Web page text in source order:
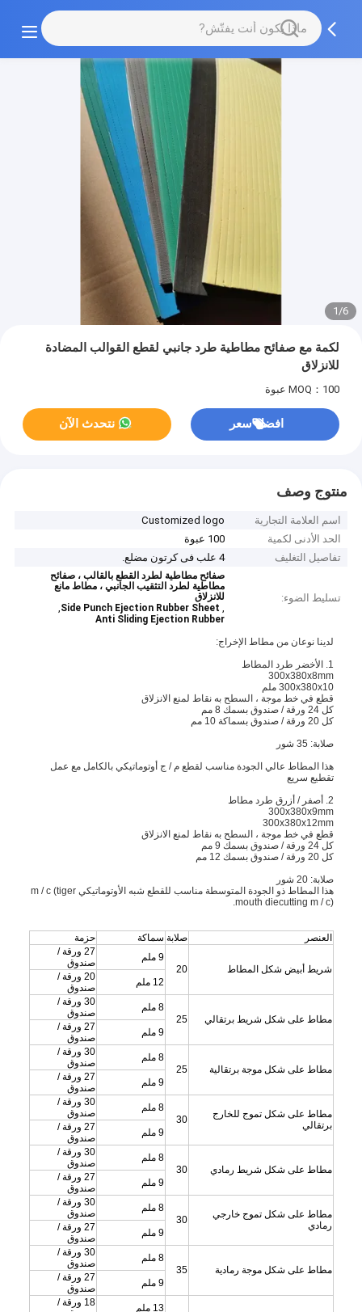
1/6
لكمة مع صفائح مطاطية طرد جانبي لقطع القوالب المضادة
للانزلاق
MOQ：100 عبوة
افضل سعر نتحدث الآن
منتوج وصف
اسم العلامة التجارية
Customized logo
الحد الأدنى لكمية
100 عبوة
تفاصيل التغليف
4 علب فى كرتون مضلع.
تسليط الضوء:
صفائح مطاطية لطرد القطع بالقالب ، صفائح
مطاطية لطرد التثقيب الجانبي ، مطاط مانع
للانزلاق
,
Side Punch Ejection Rubber Sheet
,
Anti Sliding Ejection Rubber
لدينا نوعان من مطاط الإخراج:
1. الأخضر طرد المطاط
300x380x8mm
300x380x10 ملم
قطع في خط موجة ، السطح به نقاط لمنع الانزلاق
كل 24 ورقة / صندوق بسمك 8 مم
كل 20 ورقة / صندوق بسماكة 10 مم
صلابة: 35 شور
هذا المطاط عالي الجودة مناسب لقطع م / ج أوتوماتيكي بالكامل مع عمل
تقطيع سريع
2. أصفر / أزرق طرد مطاط
300x380x9mm
300x380x12mm
قطع في خط موجة ، السطح به نقاط لمنع الانزلاق
كل 24 ورقة / صندوق بسمك 9 مم
كل 20 ورقة / صندوق بسمك 12 مم
صلابة: 20 شور
هذا المطاط ذو الجودة المتوسطة مناسب للقطع شبه الأوتوماتيكي m / c (tiger
mouth diecutting m / c).
العنصر صلابة سماكة حزمة
شريط أبيض شكل المطاط 20
9 ملم
27 ورقة /
صندوق
12 ملم
20 ورقة /
صندوق
مطاط على شكل شريط برتقالي 25
8 ملم
30 ورقة /
صندوق
9 ملم
27 ورقة /
صندوق
مطاط على شكل موجة برتقالية 25
8 ملم
30 ورقة /
صندوق
9 ملم
27 ورقة /
صندوق
مطاط على شكل تموج للخارج
برتقالي
30
8 ملم
30 ورقة /
صندوق
9 ملم
27 ورقة /
صندوق
مطاط على شكل شريط رمادي 30
8 ملم
30 ورقة /
صندوق
9 ملم
27 ورقة /
صندوق
مطاط على شكل تموج خارجي
رمادي
30
8 ملم
30 ورقة /
صندوق
9 ملم
27 ورقة /
صندوق
مطاط على شكل موجة رمادية 35
8 ملم
30 ورقة /
صندوق
9 ملم
27 ورقة /
صندوق
13 ملم
18 ورقة /